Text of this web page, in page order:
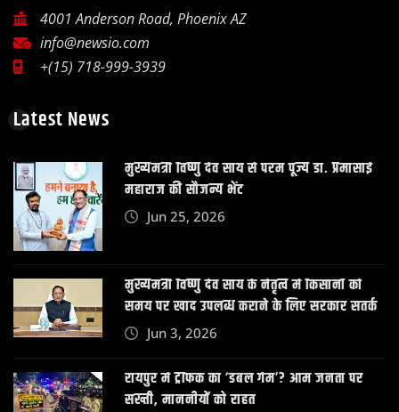
4001 Anderson Road, Phoenix AZ
info@newsio.com
+(15) 718-999-3939
Latest News
मुख्यमंत्री विष्णु देव साय से परम पूज्य डॉ. प्रेमासाई
महाराज की सौजन्य भेंट
Jun 25, 2026
मुख्यमंत्री विष्णु देव साय के नेतृत्व में किसानों को
समय पर खाद उपलब्ध कराने के लिए सरकार सतर्क
Jun 3, 2026
रायपुर में ट्रैफिक का ‘डबल गेम’? आम जनता पर
सख्ती, माननीयों को राहत